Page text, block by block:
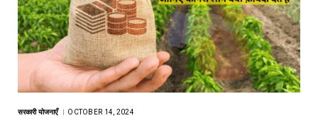
सरकारी योजनाएँ OCTOBER 14, 2024